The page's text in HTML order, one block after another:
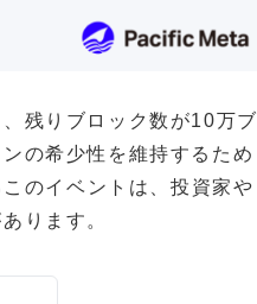
残りブロック数が10万ブ
の希少性を維持するため
のイベントは、投資家や
ります。